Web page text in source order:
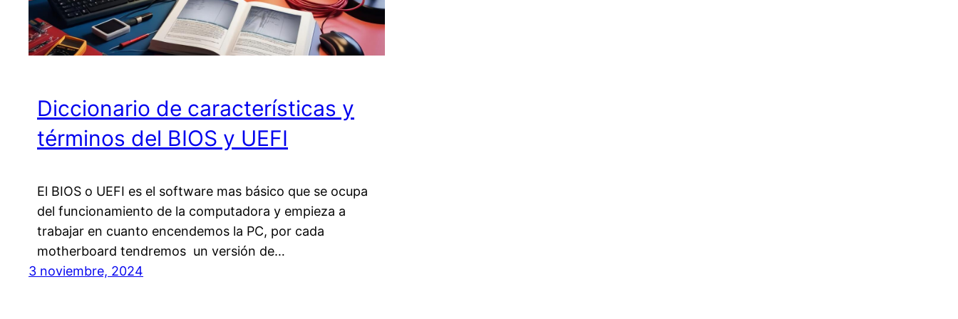
Diccionario de características y
términos del BIOS y UEFI
El BIOS o UEFI es el software mas básico que se ocupa
del funcionamiento de la computadora y empieza a
trabajar en cuanto encendemos la PC, por cada
motherboard tendremos un versión de…
3 noviembre, 2024